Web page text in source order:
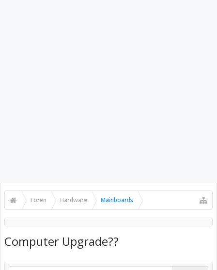
Foren Hardware Mainboards
Computer Upgrade??